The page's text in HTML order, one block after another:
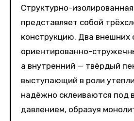
Структурно-
представляет собой
конструкцию. Два внешних
ориентированно-
а внутренний — твёрдый
выступающий в роли
надёжно склеиваются под
давлением, образуя